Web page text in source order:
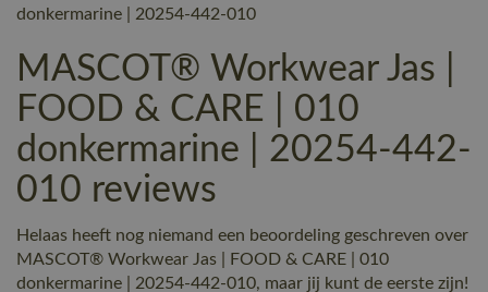
donkermarine | 20254-442-010
MASCOT® Workwear Jas |
FOOD & CARE | 010
donkermarine | 20254-442-
010 reviews
Helaas heeft nog niemand een beoordeling geschreven over
MASCOT® Workwear Jas | FOOD & CARE | 010
donkermarine | 20254-442-010, maar jij kunt de eerste zijn!